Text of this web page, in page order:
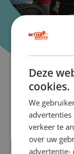
Bij
Joost is
Personal
Deze
cookies.
We
verkeer te
over uw
advertentie-